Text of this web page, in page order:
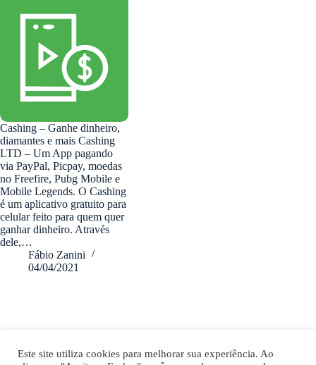
Cashing – Ganhe dinheiro,
diamantes e mais Cashing
LTD – Um App pagando
via PayPal, Picpay, moedas
no Freefire, Pubg Mobile e
Mobile Legends. O Cashing
é um aplicativo gratuito para
celular feito para quem quer
ganhar dinheiro. Através
dele,…
Fábio Zanini
04/04/2021
Este site utiliza cookies para melhorar sua experiência. Ao